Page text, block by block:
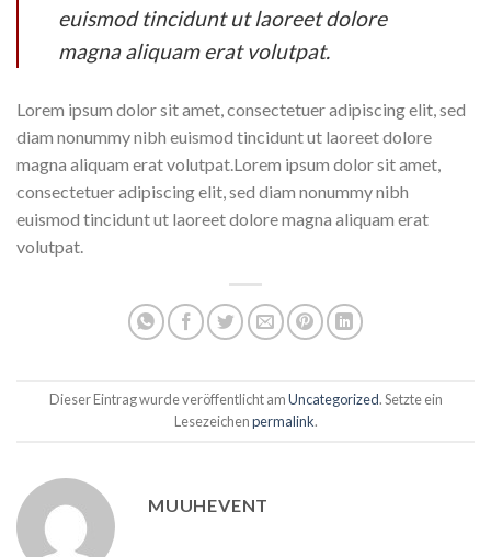
euismod tincidunt ut laoreet dolore
magna aliquam erat volutpat.
Lorem ipsum dolor sit amet, consectetuer adipiscing elit, sed
diam nonummy nibh euismod tincidunt ut laoreet dolore
magna aliquam erat volutpat.Lorem ipsum dolor sit amet,
consectetuer adipiscing elit, sed diam nonummy nibh
euismod tincidunt ut laoreet dolore magna aliquam erat
volutpat.
Dieser Eintrag wurde veröffentlicht amUncategorized. Setzte ein
Lesezeichenpermalink.
MUUHEVENT